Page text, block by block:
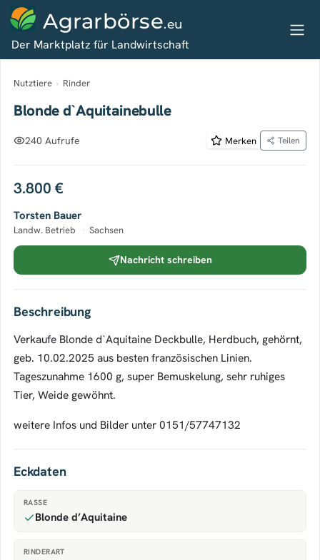
Agrarbörse.eu
Der Marktplatz für Landwirtschaft
Nutztiere › Rinder
Blonde d`Aquitainebulle
240 Aufrufe Merken Teilen
3.800 €
Torsten Bauer
Landw. Betrieb · Sachsen
Nachricht schreiben
Beschreibung
Verkaufe Blonde d`Aquitaine Deckbulle, Herdbuch, gehörnt,
geb. 10.02.2025 aus besten französischen Linien.
Tageszunahme 1600 g, super Bemuskelung, sehr ruhiges
Tier, Weide gewöhnt.
weitere Infos und Bilder unter 0151/57747132
Eckdaten
RASSE
Blonde d’Aquitaine
RINDERART